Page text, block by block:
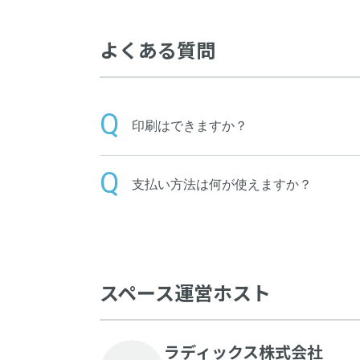
よくある質問
印刷はできますか？
支払い方法は何が使えますか？
スペース運営ホスト
ラディックス株式会社